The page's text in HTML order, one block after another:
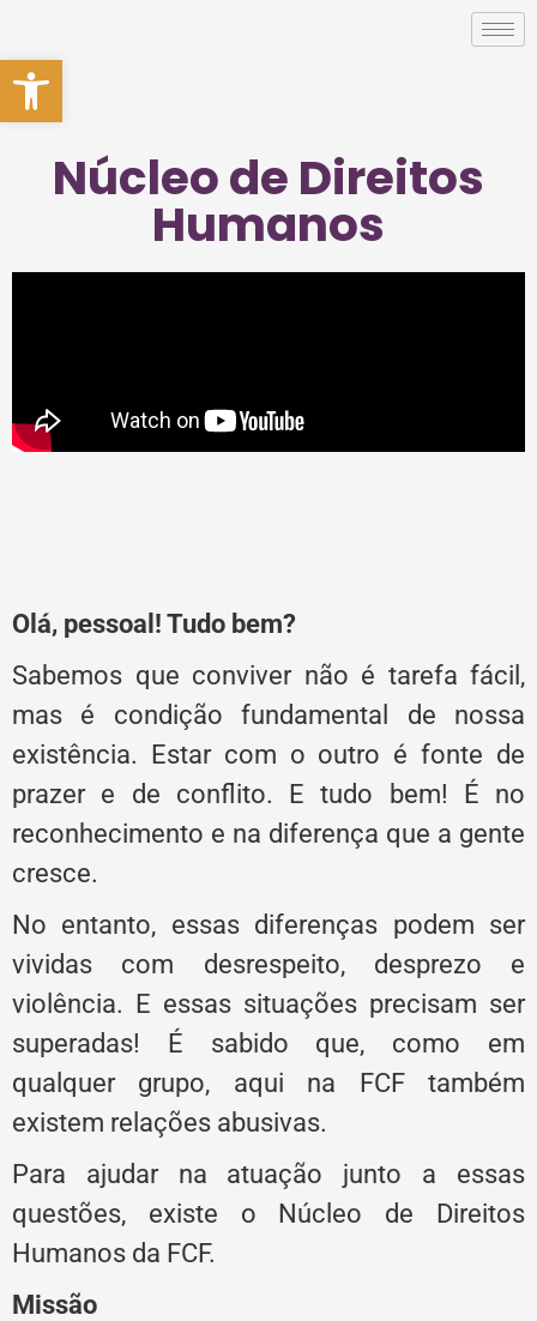
Abrir a barra de ferramentas
Núcleo de Direitos
Humanos
Olá, pessoal! Tudo bem?
Sabemos que conviver não é tarefa fácil,
mas é condição fundamental de nossa
existência. Estar com o outro é fonte de
prazer e de conflito. E tudo bem! É no
reconhecimento e na diferença que a gente
cresce.
No entanto, essas diferenças podem ser
vividas com desrespeito, desprezo e
violência. E essas situações precisam ser
superadas! É sabido que, como em
qualquer grupo, aqui na FCF também
existem relações abusivas.
Para ajudar na atuação junto a essas
questões, existe o Núcleo de Direitos
Humanos da FCF.
Missão